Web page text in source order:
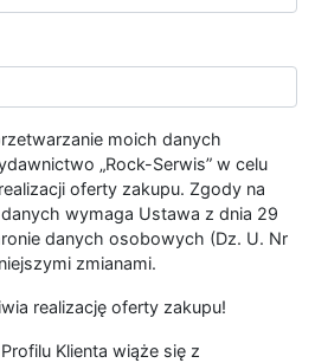
moich danych
„Rock-Serwis” w celu
oferty zakupu. Zgody na
wymaga Ustawa z dnia 29
danych osobowych (Dz. U. Nr
zmianami.
realizację oferty zakupu!
Klienta wiąże się z